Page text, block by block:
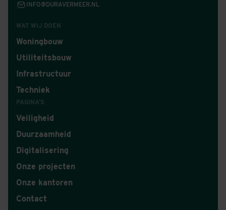
WAT WIJ DOEN
Woningbouw
Utiliteitsbouw
Infrastructuur
Techniek
PAGINA'S
Veiligheid
Duurzaamheid
Digitalisering
Onze projecten
Onze kantoren
Contact
INFO@DURAVERMEER.NL